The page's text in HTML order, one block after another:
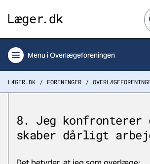
Menu i Overlægeforeningen
LÆGER.DK FORENINGER
8. Jeg konfronterer
skaber dårligt